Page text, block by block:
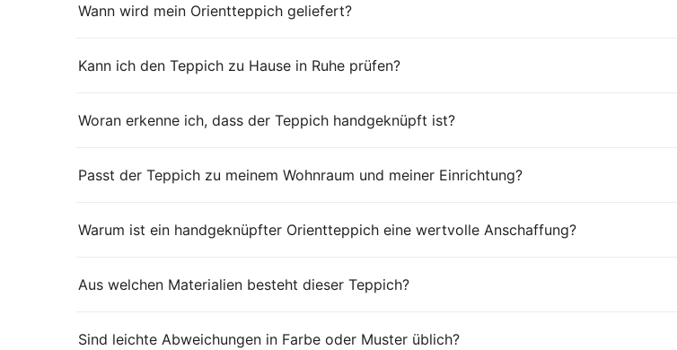
Wann wird mein Orientteppich geliefert?
Kann ich den Teppich zu Hause in Ruhe prüfen?
Woran erkenne ich, dass der Teppich handgeknüpft ist?
Passt der Teppich zu meinem Wohnraum und meiner Einrichtung?
Warum ist ein handgeknüpfter Orientteppich eine wertvolle Anschaffung?
Aus welchen Materialien besteht dieser Teppich?
Sind leichte Abweichungen in Farbe oder Muster üblich?